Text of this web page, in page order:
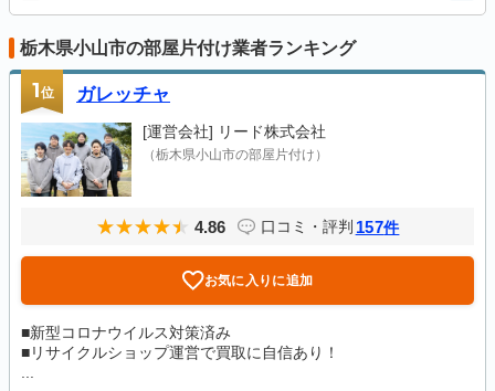
栃木県小山市の部屋片付け業者ランキング
1位 ガレッチャ
[運営会社] リード株式会社
（栃木県小山市の部屋片付け）
4.86 口コミ・評判 157件
お気に入りに追加
■新型コロナウイルス対策済み
■リサイクルショップ運営で買取に自信あり！